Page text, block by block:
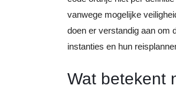
vanwege mogelijke
doen er verstandig aan om
instanties en hun
Wat betekent